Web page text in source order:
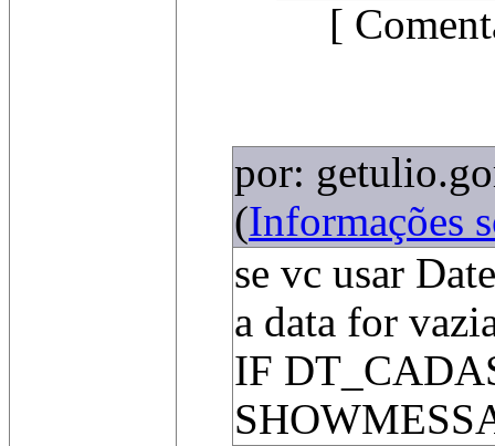
[
por:
(Informações
se vc usar
a data for
IF